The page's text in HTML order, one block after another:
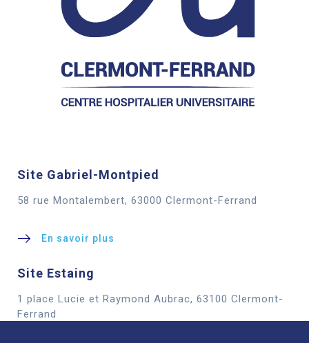
Site Gabriel-Montpied
58 rue Montalembert, 63000 Clermont-Ferrand
En savoir plus
Site Estaing
1 place Lucie et Raymond Aubrac, 63100 Clermont-
Ferrand